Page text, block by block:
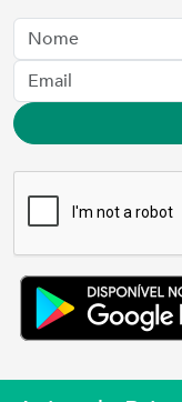
Nome
Email